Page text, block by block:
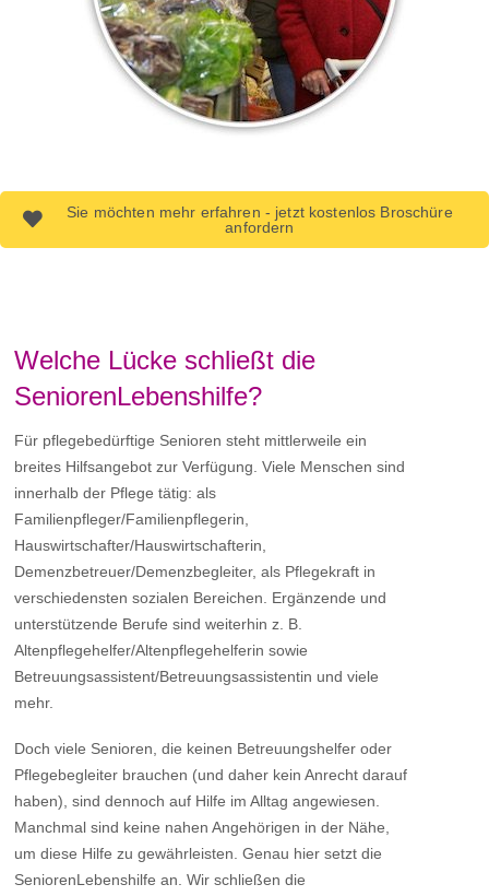
Sie möchten mehr erfahren - jetzt kostenlos Broschüre
anfordern
Welche Lücke schließt die
SeniorenLebenshilfe?
Für pflegebedürftige Senioren steht mittlerweile ein
breites Hilfsangebot zur Verfügung. Viele Menschen sind
innerhalb der Pflege tätig: als
Familienpfleger/Familienpflegerin,
Hauswirtschafter/Hauswirtschafterin,
Demenzbetreuer/Demenzbegleiter, als Pflegekraft in
verschiedensten sozialen Bereichen. Ergänzende und
unterstützende Berufe sind weiterhin z. B.
Altenpflegehelfer/Altenpflegehelferin sowie
Betreuungsassistent/Betreuungsassistentin und viele
mehr.
Doch viele Senioren, die keinen Betreuungshelfer oder
Pflegebegleiter brauchen (und daher kein Anrecht darauf
haben), sind dennoch auf Hilfe im Alltag angewiesen.
Manchmal sind keine nahen Angehörigen in der Nähe,
um diese Hilfe zu gewährleisten. Genau hier setzt die
SeniorenLebenshilfe an. Wir schließen die